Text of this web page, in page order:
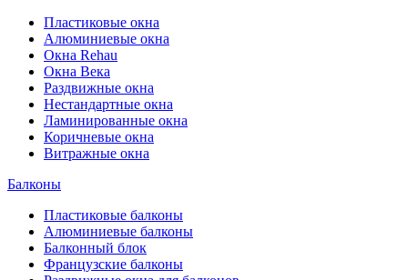
Пластиковые окна
Алюминиевые окна
Окна Rehau
Окна Века
Раздвижные окна
Нестандартные окна
Ламинированные окна
Коричневые окна
Витражные окна
Балконы
Пластиковые балконы
Алюминиевые балконы
Балконный блок
Французские балконы